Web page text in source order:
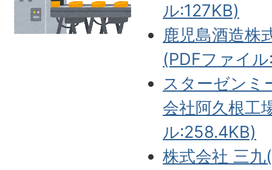
ル:127KB)
鹿児島酒造株
(PDFファイ
スターゼンミ
会社阿久根工
ル:258.4KB)
株式会社 三九